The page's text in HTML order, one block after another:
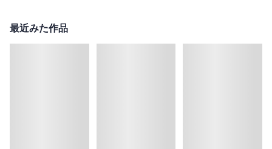
最近みた作品